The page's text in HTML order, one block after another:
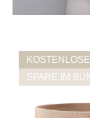
SPARE IM